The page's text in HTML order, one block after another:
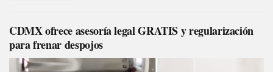
CDMX ofrece asesoría legal GRATIS y regularización
para frenar despojos